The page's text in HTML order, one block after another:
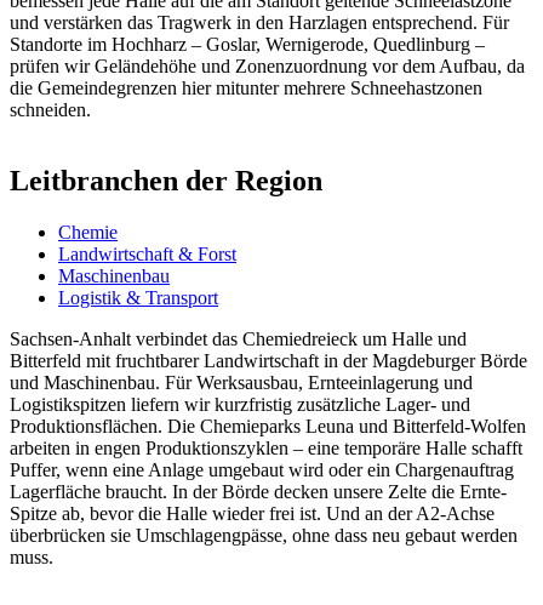
und verstärken das Tragwerk in den Harzlagen entsprechend. Für
Standorte im Hochharz – Goslar, Wernigerode, Quedlinburg –
prüfen wir Geländehöhe und Zonenzuordnung vor dem Aufbau, da
die Gemeindegrenzen hier mitunter mehrere Schneehastzonen
schneiden.
Leitbranchen der Region
Chemie
Landwirtschaft & Forst
Maschinenbau
Logistik & Transport
Sachsen-Anhalt verbindet das Chemiedreieck um Halle und
Bitterfeld mit fruchtbarer Landwirtschaft in der Magdeburger Börde
und Maschinenbau. Für Werksausbau, Ernteeinlagerung und
Logistikspitzen liefern wir kurzfristig zusätzliche Lager- und
Produktionsflächen. Die Chemieparks Leuna und Bitterfeld-Wolfen
arbeiten in engen Produktionszyklen – eine temporäre Halle schafft
Puffer, wenn eine Anlage umgebaut wird oder ein Chargenauftrag
Lagerfläche braucht. In der Börde decken unsere Zelte die Ernte-
Spitze ab, bevor die Halle wieder frei ist. Und an der A2-Achse
überbrücken sie Umschlagengpässe, ohne dass neu gebaut werden
muss.